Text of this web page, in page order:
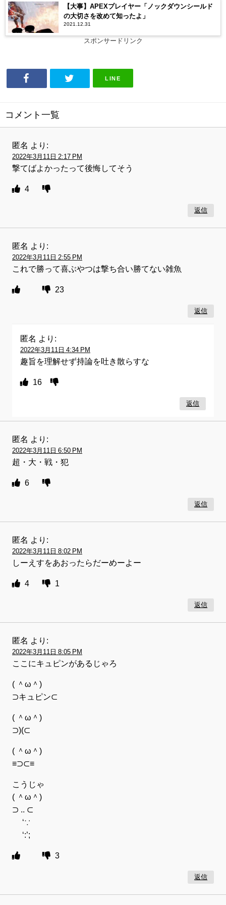
【大事】APEXプレイヤー「ノックダウンシールド
の大切さを改めて知ったよ」
2021.12.31
スポンサードリンク
LINE
コメント一覧
匿名 より:
2022年3月11日 2:17 PM
撃てばよかったって後悔してそう
4
返信
匿名 より:
2022年3月11日 2:55 PM
これで勝って喜ぶやつは撃ち合い勝てない雑魚
23
返信
匿名 より:
2022年3月11日 4:34 PM
趣旨を理解せず持論を吐き散らすな
16
返信
匿名 より:
2022年3月11日 6:50 PM
超・大・戦・犯
6
返信
匿名 より:
2022年3月11日 8:02 PM
しーえすをあおったらだーめーよー
4 1
返信
匿名 より:
2022年3月11日 8:05 PM
ここにキュピンがあるじゃろ
( ＾ω＾)
⊃キュピン⊂
( ＾ω＾)
⊃)(⊂
( ＾ω＾)
≡⊃⊂≡
こうじゃ
( ＾ω＾)
⊃ .. ⊂
‘∵
‘:’;
3
返信